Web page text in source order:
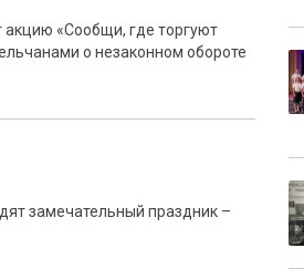
акцию «Сообщи, где торгуют
о незаконном обороте
замечательный праздник –